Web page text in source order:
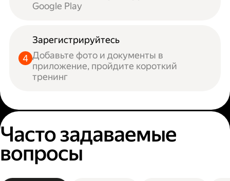
Google Play
Зарегистрируйтесь
Добавьте фото и документы в
приложение, пройдите короткий
тренинг
Часто задаваемые
вопросы